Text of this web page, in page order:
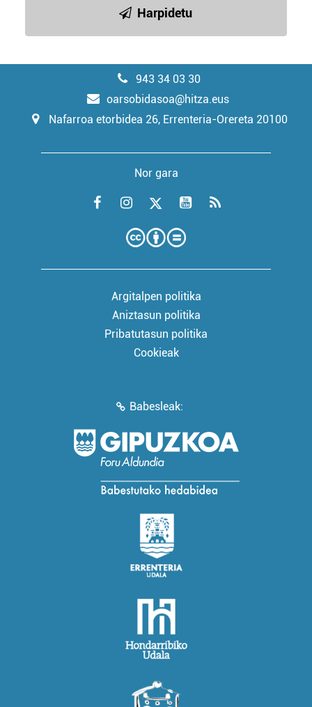
Harpidetu
943 34 03 30
oarsobidasoa@hitza.eus
Nafarroa etorbidea 26, Errenteria-Orereta 20100
Nor gara
Argitalpen politika
Aniztasun politika
Pribatutasun politika
Cookieak
Babesleak: